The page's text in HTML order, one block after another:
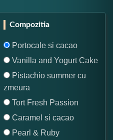
Compozitia
Portocale si cacao
Vanilla and Yogurt Cake
Pistachio summer cu
zmeura
Tort Fresh Passion
Caramel si cacao
Pearl & Ruby